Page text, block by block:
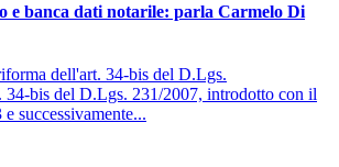
e banca dati notarile: parla Carmelo Di
dell'art. 34-bis del D.Lgs.
34-bis del D.Lgs. 231/2007, introdotto con il
successivamente...